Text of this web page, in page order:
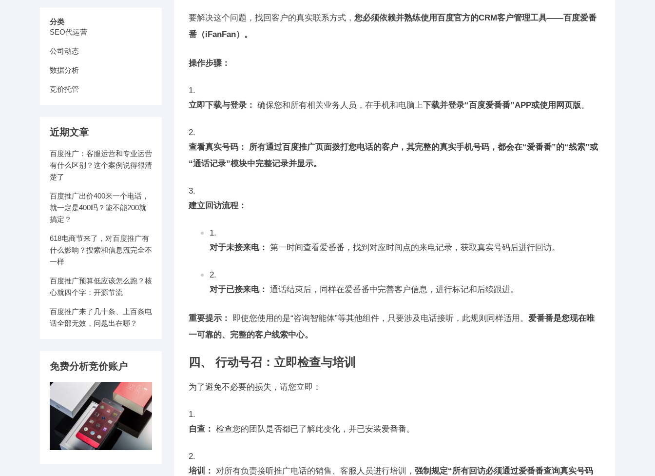
要解决这个问题，找回客户的真实联系方式， 您必须依赖并熟练使用百度官方的CRM客户管理工具——百度爱番
番（iFanFan）。
操作步骤：
立即下载与登录： 确保您和所有相关业务人员，在手机和电脑上下载并登录“百度爱番番”APP或使用网页版。
查看真实号码：
所有通过百度推广页面拨打您电话的客户，其完整的真实手机号码，都会在“爱番番”的“线索”或
“通话记录”模块中完整记录并显示。
建立回访流程：
对于未接来电： 第一时间查看爱番番，找到对应时间点的来电记录，获取真实号码后进行回访。
对于已接来电： 通话结束后，同样在爱番番中完善客户信息，进行标记和后续跟进。
重要提示： 即使您使用的是“咨询智能体”等其他组件，只要涉及电话接听，此规则同样适用。 爱番番是您现在唯
一可靠的、完整的客户线索中心。
四、 行动号召：立即检查与培训
为了避免不必要的损失，请您立即：
自查： 检查您的团队是否都已了解此变化，并已安装爱番番。
培训： 对所有负责接听推广电话的销售、客服人员进行培训， 强制规定“所有回访必须通过爱番番查询真实号码
分类
SEO代运营
公司动态
数据分析
竞价托管
近期文章
百度推广：客服运营和专业运营
有什么区别？这个案例说得很清
楚了
百度推广出价400来一个电话，
就一定是400吗？能不能200就
搞定？
618电商节来了，对百度推广有
什么影响？搜索和信息流完全不
一样
百度推广预算低应该怎么跑？核
心就四个字：开源节流
百度推广来了几十条、上百条电
话全部无效，问题出在哪？
免费分析竞价账户